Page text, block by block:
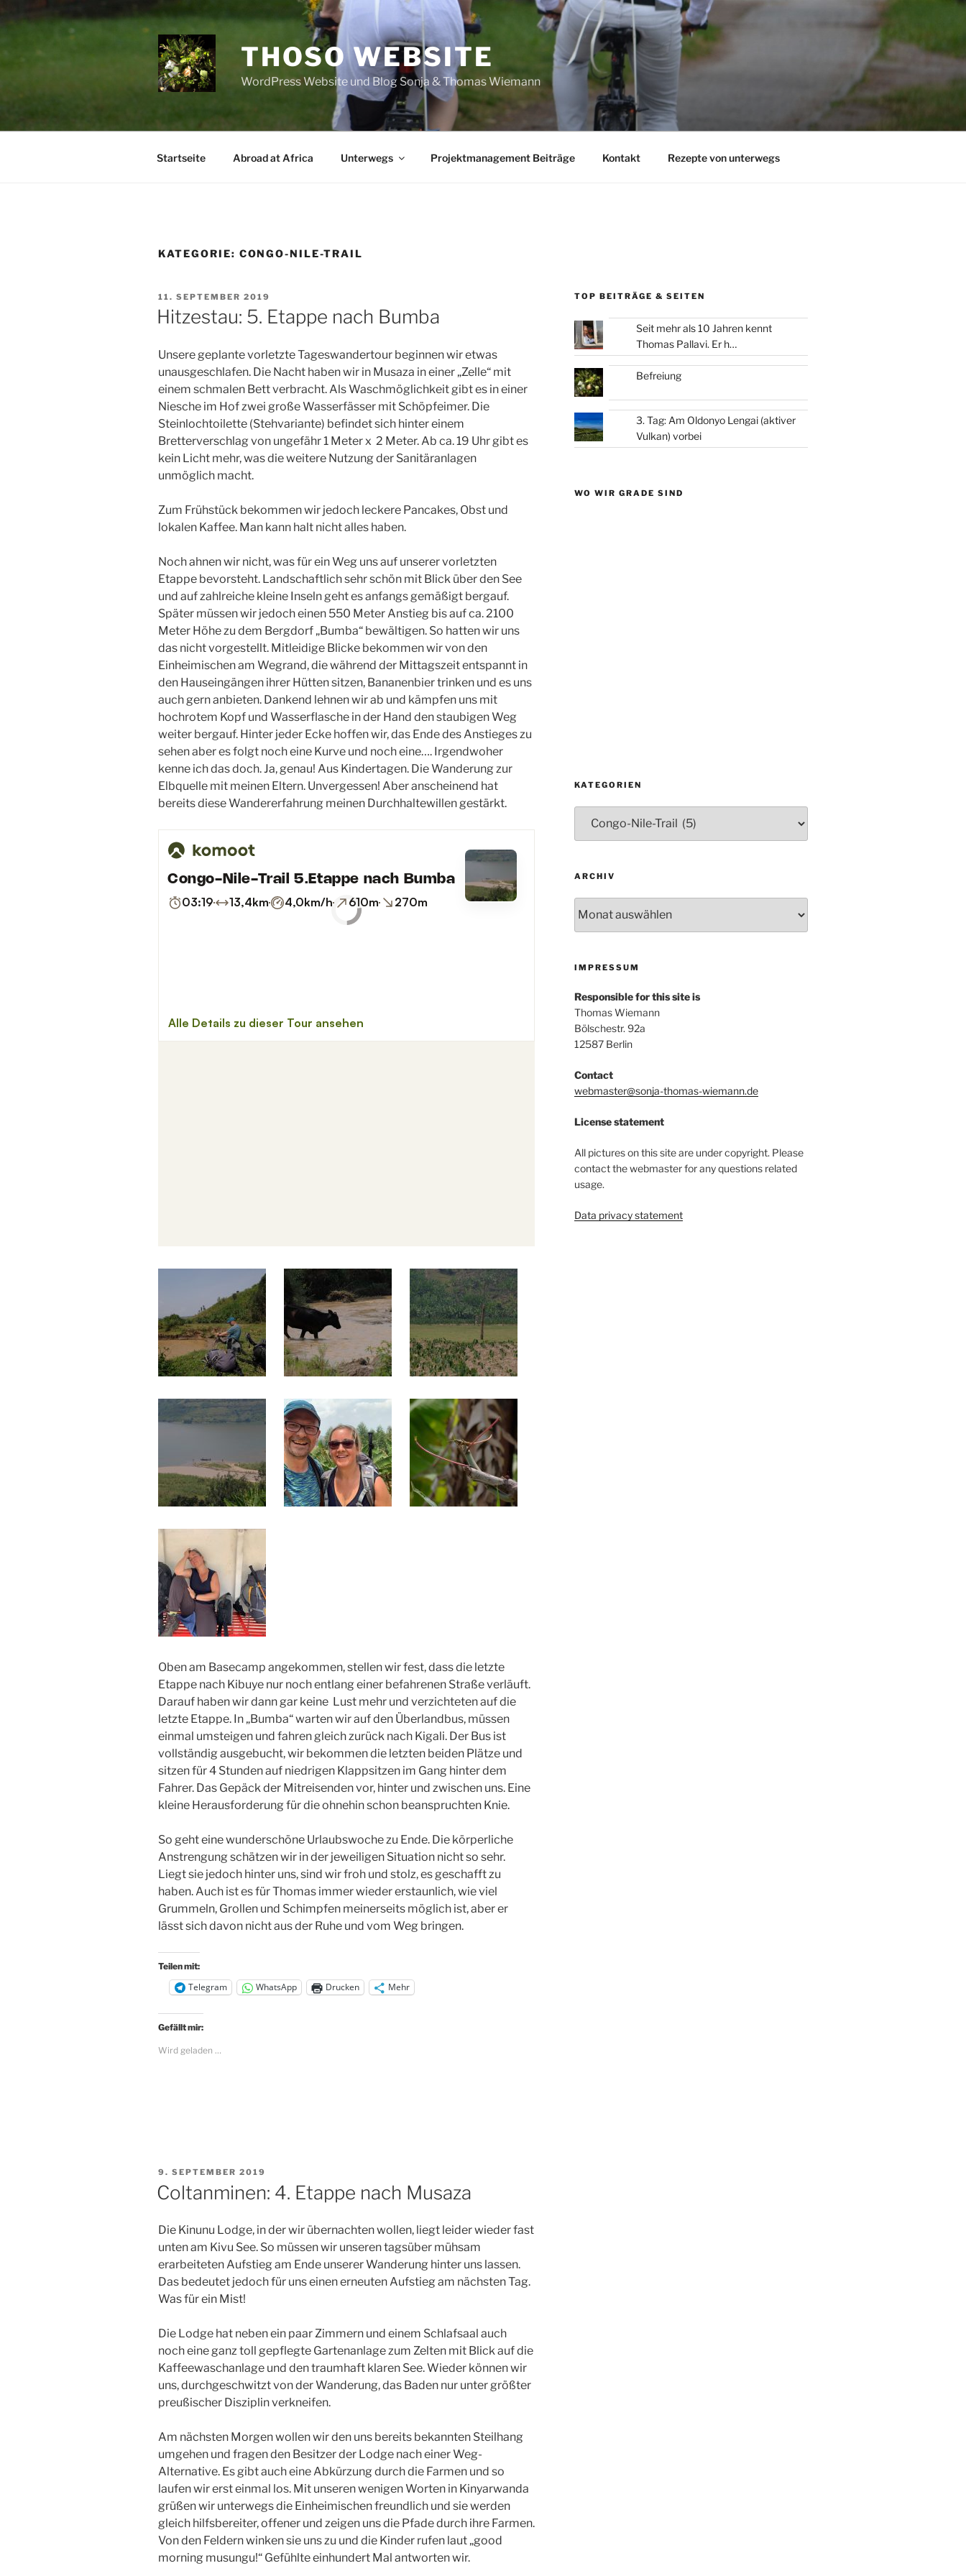
Inhalt
THOSO WEBSITE
WordPress Website und Blog Sonja & Thomas Wiemann
Startseite Abroad at Africa Unterwegs Projektmanagement Beiträge Kontakt Rezepte von unterwegs
KATEGORIE: CONGO-NILE-TRAIL
VERÖFFENTLICHT
AM
11. SEPTEMBER 2019
Hitzestau: 5. Etappe nach Bumba
Unsere geplante vorletzte Tageswandertour beginnen wir etwas
unausgeschlafen. Die Nacht haben wir in Musaza in einer „Zelle“ mit
einem schmalen Bett verbracht. Als Waschmöglichkeit gibt es in einer
Niesche im Hof zwei große Wasserfässer mit Schöpfeimer. Die
Steinlochtoilette (Stehvariante) befindet sich hinter einem
Bretterverschlag von ungefähr 1 Meter x 2 Meter. Ab ca. 19 Uhr gibt es
kein Licht mehr, was die weitere Nutzung der Sanitäranlagen
unmöglich macht.
Zum Frühstück bekommen wir jedoch leckere Pancakes, Obst und
lokalen Kaffee. Man kann halt nicht alles haben.
Noch ahnen wir nicht, was für ein Weg uns auf unserer vorletzten
Etappe bevorsteht. Landschaftlich sehr schön mit Blick über den See
und auf zahlreiche kleine Inseln geht es anfangs gemäßigt bergauf.
Später müssen wir jedoch einen 550 Meter Anstieg bis auf ca. 2100
Meter Höhe zu dem Bergdorf „Bumba“ bewältigen. So hatten wir uns
das nicht vorgestellt. Mitleidige Blicke bekommen wir von den
Einheimischen am Wegrand, die während der Mittagszeit entspannt in
den Hauseingängen ihrer Hütten sitzen, Bananenbier trinken und es uns
auch gern anbieten. Dankend lehnen wir ab und kämpfen uns mit
hochrotem Kopf und Wasserflasche in der Hand den staubigen Weg
weiter bergauf. Hinter jeder Ecke hoffen wir, das Ende des Anstieges zu
sehen aber es folgt noch eine Kurve und noch eine…. Irgendwoher
kenne ich das doch. Ja, genau! Aus Kindertagen. Die Wanderung zur
Elbquelle mit meinen Eltern. Unvergessen! Aber anscheinend hat
bereits diese Wandererfahrung meinen Durchhaltewillen gestärkt.
Oben am Basecamp angekommen, stellen wir fest, dass die letzte
Etappe nach Kibuye nur noch entlang einer befahrenen Straße verläuft.
Darauf haben wir dann gar keine Lust mehr und verzichteten auf die
letzte Etappe. In „Bumba“ warten wir auf den Überlandbus, müssen
einmal umsteigen und fahren gleich zurück nach Kigali. Der Bus ist
vollständig ausgebucht, wir bekommen die letzten beiden Plätze und
sitzen für 4 Stunden auf niedrigen Klappsitzen im Gang hinter dem
Fahrer. Das Gepäck der Mitreisenden vor, hinter und zwischen uns. Eine
kleine Herausforderung für die ohnehin schon beanspruchten Knie.
So geht eine wunderschöne Urlaubswoche zu Ende. Die körperliche
Anstrengung schätzen wir in der jeweiligen Situation nicht so sehr.
Liegt sie jedoch hinter uns, sind wir froh und stolz, es geschafft zu
haben. Auch ist es für Thomas immer wieder erstaunlich, wie viel
Grummeln, Grollen und Schimpfen meinerseits möglich ist, aber er
lässt sich davon nicht aus der Ruhe und vom Weg bringen.
Teilen mit:
Telegram WhatsApp Drucken Mehr
Gefällt mir:
Wird geladen …
VERÖFFENTLICHT
9. SEPTEMBER 2019
Coltanminen: 4. Etappe nach Musaza
Die Kinunu Lodge, in der wir übernachten wollen, liegt leider wieder fast
unten am Kivu See. So müssen wir unseren tagsüber mühsam
erarbeiteten Aufstieg am Ende unserer Wanderung hinter uns lassen.
Das bedeutet jedoch für uns einen erneuten Aufstieg am nächsten Tag.
Was für ein Mist!
Die Lodge hat neben ein paar Zimmern und einem Schlafsaal auch
noch eine ganz toll gepflegte Gartenanlage zum Zelten mit Blick auf die
Kaffeewaschanlage und den traumhaft klaren See. Wieder können wir
uns, durchgeschwitzt von der Wanderung, das Baden nur unter größter
preußischer Disziplin verkneifen.
Am nächsten Morgen wollen wir den uns bereits bekannten Steilhang
umgehen und fragen den Besitzer der Lodge nach einer Weg-
Alternative. Es gibt auch eine Abkürzung durch die Farmen und so
laufen wir erst einmal los. Mit unseren wenigen Worten in Kinyarwanda
grüßen wir unterwegs die Einheimischen freundlich und sie werden
gleich hilfsbereiter, offener und zeigen uns die Pfade durch ihre Farmen.
Von den Feldern winken sie uns zu und die Kinder rufen laut „good
morning musungu!“ Gefühlte einhundert Mal antworten wir.
TOP BEITRÄGE & SEITEN
Seit mehr als 10 Jahren kennt
Thomas Pallavi. Er h…
Befreiung
3. Tag: Am Oldonyo Lengai (aktiver
Vulkan) vorbei
WO WIR GRADE SIND
KATEGORIEN
ARCHIV
IMPRESSUM
Responsible for this site is
Thomas Wiemann
Bölschestr. 92a
12587 Berlin
Contact
webmaster@sonja-thomas-wiemann.de
License statement
All pictures on this site are under copyright. Please
contact the webmaster for any questions related
usage.
Data privacy statement